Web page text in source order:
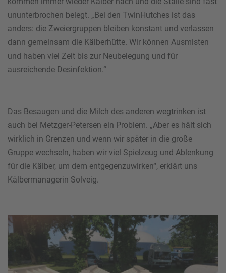
ununterbrochen belegt. „Bei den TwinHutches ist das
anders: die Zweiergruppen bleiben konstant und verlassen
dann gemeinsam die Kälberhütte. Wir können Ausmisten
und haben viel Zeit bis zur Neubelegung und für
ausreichende Desinfektion.“
Das Besaugen und die Milch des anderen wegtrinken ist
auch bei Metzger-Petersen ein Problem. „Aber es hält sich
wirklich in Grenzen und wenn wir später in die große
Gruppe wechseln, haben wir viel Spielzeug und Ablenkung
für die Kälber, um dem entgegenzuwirken“, erklärt uns
Kälbermanagerin Solveig.